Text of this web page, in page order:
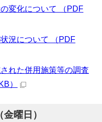
変化について （PDF
況について （PDF
れた併用施策等の調査
）
曜日）